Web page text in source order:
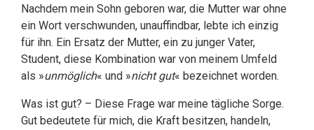
Nachdem mein Sohn geboren war, die Mutter war ohne
ein Wort verschwunden, unauffindbar, lebte ich einzig
für ihn. Ein Ersatz der Mutter, ein zu junger Vater,
Student, diese Kombination war von meinem Umfeld
als »unmöglich« und »nicht gut« bezeichnet worden.
Was ist gut? – Diese Frage war meine tägliche Sorge.
Gut bedeutete für mich, die Kraft besitzen, handeln,